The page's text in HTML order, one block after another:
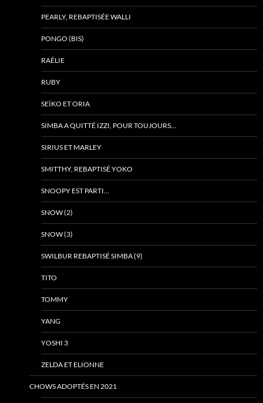
PEARLY, REBAPTISÉE WALLI
PONGO (BIS)
RAÉLIE
RUBY
SEÏKO ET ORIA
SIMBA A QUITTÉ IZZI, POUR TOUJOURS…
SIRIUS ET MARLEY
SMITTHY, REBAPTISÉ YOKO
SNOOPY EST PARTI…
SNOW (2)
SNOW (3)
SWILBUR REBAPTISÉ SIMBA (9)
TITO
TOMMY
YANG
YOSHI 3
ZELDA ET ELIONNE
CHOWS ADOPTÉS EN 2021